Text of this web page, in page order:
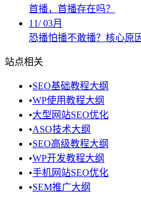
首播，首播存在吗？
11/03月
恐播怕播不敢播？核心原
站点相关
•SEO基础教程大纲
•WP使用教程大纲
•大型网站SEO优化
•ASO技术大纲
•SEO高级教程大纲
•WP开发教程大纲
•手机网站SEO优化
•SEM推广大纲